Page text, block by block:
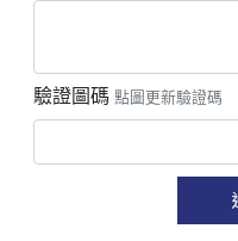
驗證圖碼 點圖更新驗證碼